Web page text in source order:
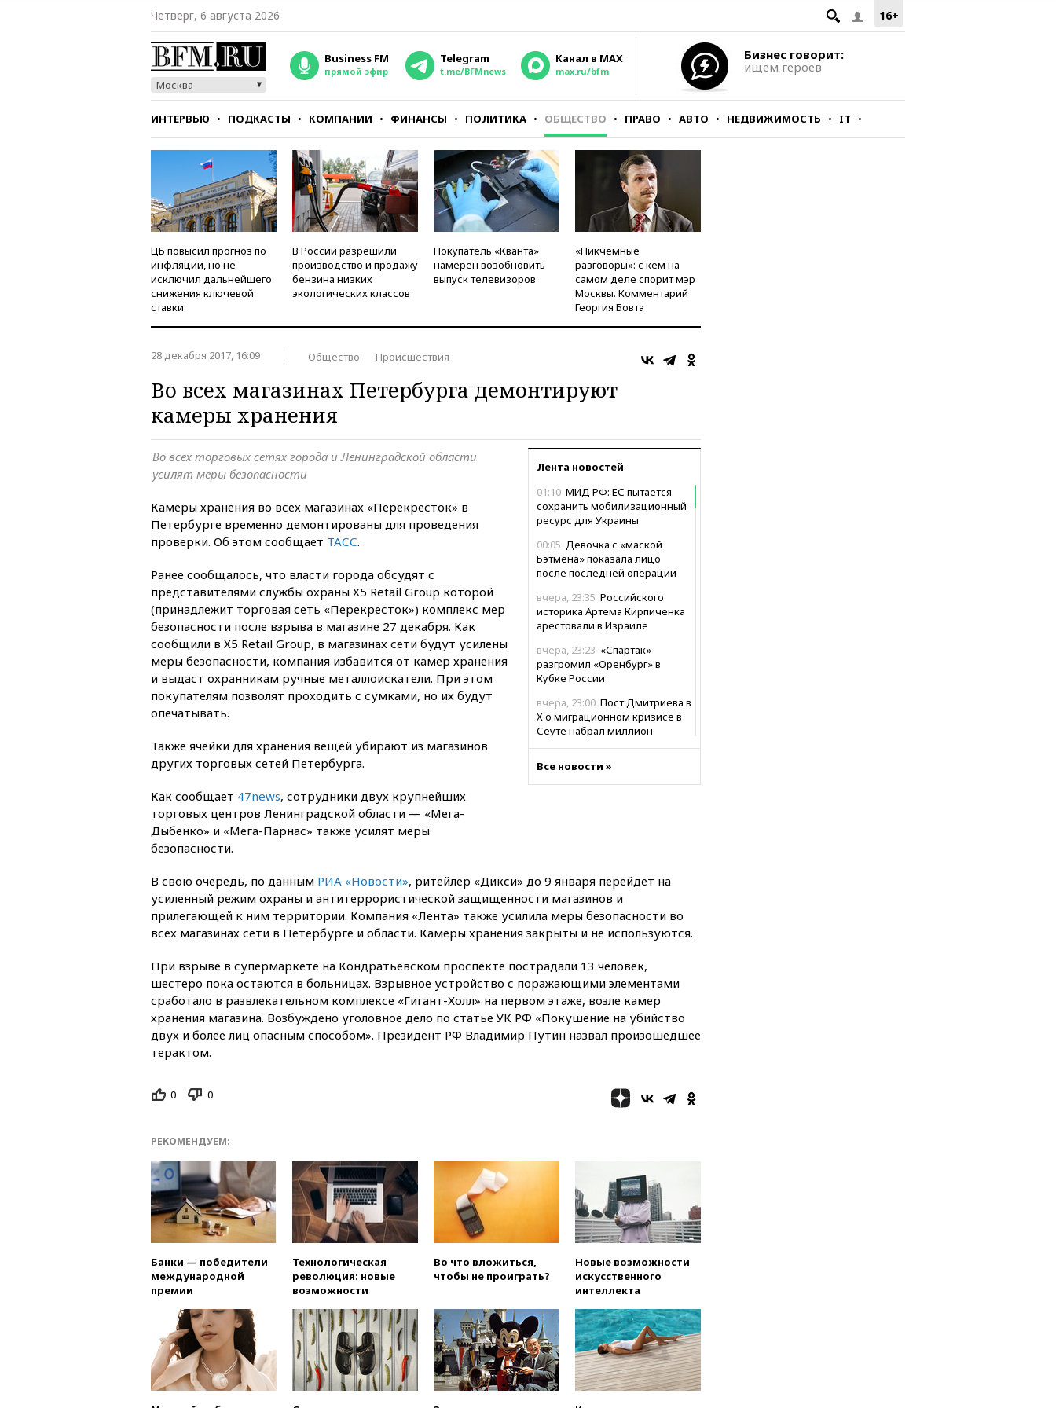
16+
Четверг, 6 августа 2026
Москва
Business FM
прямой эфир
Telegram
t.me/BFMnews
Канал в MAX
max.ru/bfm
Бизнес говорит:
ищем героев
ИНТЕРВЬЮ ПОДКАСТЫ КОМПАНИИ ФИНАНСЫ ПОЛИТИКА ОБЩЕСТВО ПРАВО АВТО НЕДВИЖИМОСТЬ IT
СТИЛЬ ТЕСТЫ
ЦБ повысил прогноз по
инфляции, но не
исключил дальнейшего
снижения ключевой
ставки
В России разрешили
производство и продажу
бензина низких
экологических классов
Покупатель «Кванта»
намерен возобновить
выпуск телевизоров
«Никчемные
разговоры»: с кем на
самом деле спорит мэр
Москвы. Комментарий
Георгия Бовта
28 декабря 2017, 16:09 Общество Происшествия
Во всех магазинах Петербурга демонтируют
камеры хранения
Лента новостей
01:10 МИД РФ: ЕС пытается
сохранить мобилизационный
ресурс для Украины
00:05 Девочка с «маской
Бэтмена» показала лицо
после последней операции
вчера, 23:35 Российского
историка Артема Кирпиченка
арестовали в Израиле
вчера, 23:23 «Спартак»
разгромил «Оренбург» в
Кубке России
вчера, 23:00 Пост Дмитриева в
X о миграционном кризисе в
Сеуте набрал миллион
вчера, 22:49Минпромторг:
банкротство «Кванта» не
Оренбургской области
вчера, 22:22Минфин: в июле
выросли нефтегазовые
доходы российского бюджета
согласовал первый стандарт
исламского банкинга
вчера, 21:43 Организаторы
«Интервидения»
подтвердили, что конкурс
подготовили концепцию
развития театрального
экологических классов
вчера, 21:15Путин обсудил с
Машковым 150-летие Союза
театральных деятелей
вчера, 20:47Newsweek:
«взрывная» диарея охватила
47 из 50 штатов США
вчера, 20:35ПВО за 12 часов
сбила 200 украинских
беспилотников
вчера, 20:20Третий комплект
золотых медалей выиграли на
ЧЕ российские синхронистки
Все новости »
Во всех торговых сетях города и Ленинградской области
усилят меры безопасности
Камеры хранения во всех магазинах «Перекресток» в
Петербурге временно демонтированы для проведения
проверки. Об этом сообщает ТАСС.
Ранее сообщалось, что власти города обсудят с
представителями службы охраны X5 Retail Group которой
(принадлежит торговая сеть «Перекресток») комплекс мер
безопасности после взрыва в магазине 27 декабря. Как
сообщили в X5 Retail Group, в магазинах сети будут усилены
меры безопасности, компания избавится от камер хранения
и выдаст охранникам ручные металлоискатели. При этом
покупателям позволят проходить с сумками, но их будут
опечатывать.
Также ячейки для хранения вещей убирают из магазинов
других торговых сетей Петербурга.
Как сообщает 47news, сотрудники двух крупнейших
торговых центров Ленинградской области — «Мега-
Дыбенко» и «Мега-Парнас» также усилят меры
безопасности.
В свою очередь, по данным РИА «Новости», ритейлер «Дикси» до 9 января перейдет на
усиленный режим охраны и антитеррористической защищенности магазинов и
прилегающей к ним территории. Компания «Лента» также усилила меры безопасности во
всех магазинах сети в Петербурге и области. Камеры хранения закрыты и не используются.
При взрыве в супермаркете на Кондратьевском проспекте пострадали 13 человек,
шестеро пока остаются в больницах. Взрывное устройство с поражающими элементами
сработало в развлекательном комплексе «Гигант-Холл» на первом этаже, возле камер
хранения магазина. Возбуждено уголовное дело по статье УК РФ «Покушение на убийство
двух и более лиц опасным способом». Президент РФ Владимир Путин назвал произошедшее
терактом.
0 0
РЕКОМЕНДУЕМ:
Банки — победители
международной
премии
Технологическая
революция: новые
возможности
Во что вложиться,
чтобы не проиграть?
Новые возможности
искусственного
интеллекта